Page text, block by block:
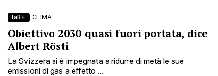
laR+ CLIMA
Obiettivo 2030 quasi fuori portata, dice
Albert Rösti
La Svizzera si è impegnata a ridurre di metà le sue
emissioni di gas a effetto ...